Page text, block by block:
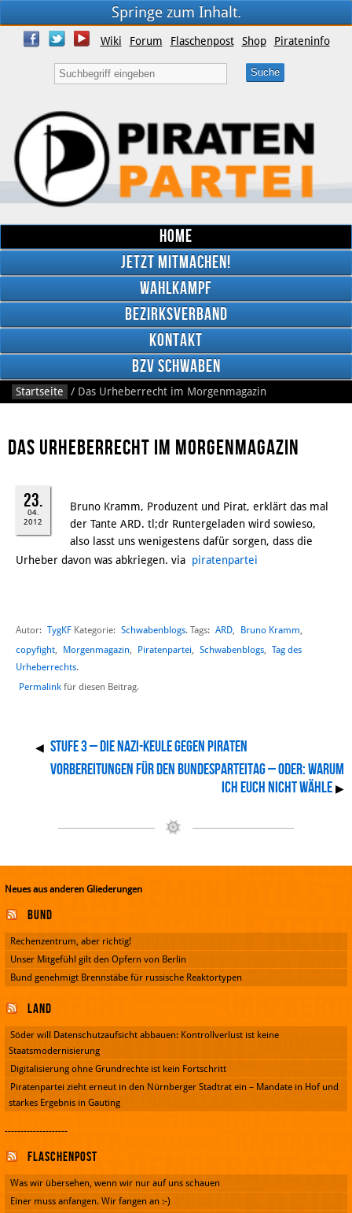
Springe zum Inhalt.
Wiki Forum Flaschenpost Shop Pirateninfo
Home
Jetzt mitmachen!
Wahlkampf
Bezirksverband
Kontakt
BzV Schwaben
Startseite / Das Urheberrecht im Morgenmagazin
Das Urheberrecht im Morgenmagazin
23.
04.
2012
Bruno Kramm, Produzent und Pirat, erklärt das mal
der Tante ARD. tl;dr Runtergeladen wird sowieso,
also lasst uns wenigestens dafür sorgen, dass die
Urheber davon was abkriegen. via piratenpartei
Autor: TygKF Kategorie: Schwabenblogs. Tags: ARD, Bruno Kramm,
copyfight, Morgenmagazin, Piratenpartei, Schwabenblogs, Tag des
Urheberrechts.
Permalink für diesen Beitrag.
◀ Stufe 3 – die Nazi-Keule gegen Piraten
Vorbereitungen für den Bundesparteitag – oder: Warum
ich euch nicht wähle ▶
Neues aus anderen Gliederungen
Bund
Rechenzentrum, aber richtig!
Unser Mitgefühl gilt den Opfern von Berlin
Bund genehmigt Brennstäbe für russische Reaktortypen
Land
Söder will Datenschutzaufsicht abbauen: Kontrollverlust ist keine
Staatsmodernisierung
Digitalisierung ohne Grundrechte ist kein Fortschritt
Piratenpartei zieht erneut in den Nürnberger Stadtrat ein – Mandate in Hof und
starkes Ergebnis in Gauting
--------------------
Flaschenpost
Was wir übersehen, wenn wir nur auf uns schauen
Einer muss anfangen. Wir fangen an :-)